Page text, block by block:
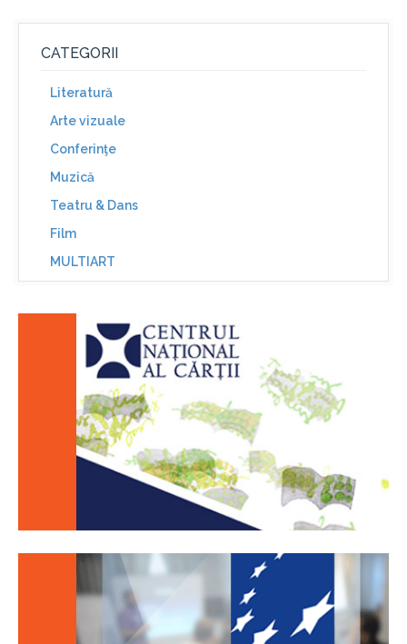
CATEGORII
Literatură
Arte vizuale
Conferinţe
Muzică
Teatru & Dans
Film
MULTIART